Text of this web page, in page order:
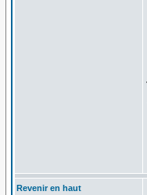
Revenir en haut